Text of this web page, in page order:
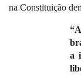
na Constituição
a